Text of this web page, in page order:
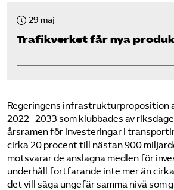
29 maj
Trafikverket får nya
Regeringens infrastrukturproposition
2022–2033 som klubbades av
årsramen för investeringar i
cirka 20 procent till nästan 900
motsvarar de anslagna medlen för
underhåll fortfarande inte mer än cirka
det vill säga ungefär samma nivå som